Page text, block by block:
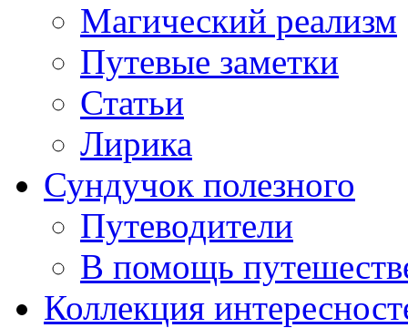
Магический реализм
Путевые заметки
Статьи
Лирика
Сундучок полезного
Путеводители
В помощь
Коллекция